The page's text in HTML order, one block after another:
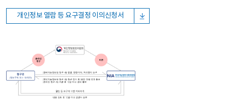
개인정보 열람 등 요구결정 이의신청서